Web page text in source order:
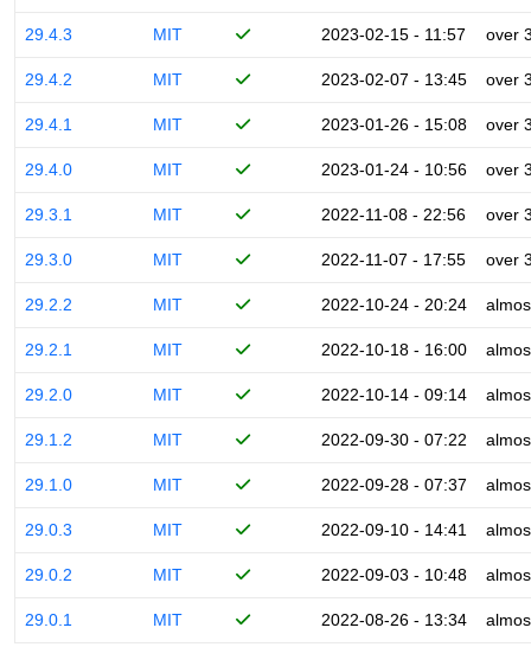
29.4.3 MIT 2023-02-15 - 11:57 over
29.4.2 MIT 2023-02-07 - 13:45 over
29.4.1 MIT 2023-01-26 - 15:08 over
29.4.0 MIT 2023-01-24 - 10:56 over
29.3.1 MIT 2022-11-08 - 22:56 over
29.3.0 MIT 2022-11-07 - 17:55 over
29.2.2 MIT 2022-10-24 - 20:24
29.2.1 MIT 2022-10-18 - 16:00
29.2.0 MIT 2022-10-14 - 09:14
29.1.2 MIT 2022-09-30 - 07:22
29.1.0 MIT 2022-09-28 - 07:37
29.0.3 MIT 2022-09-10 - 14:41
29.0.2 MIT 2022-09-03 - 10:48
29.0.1 MIT 2022-08-26 - 13:34